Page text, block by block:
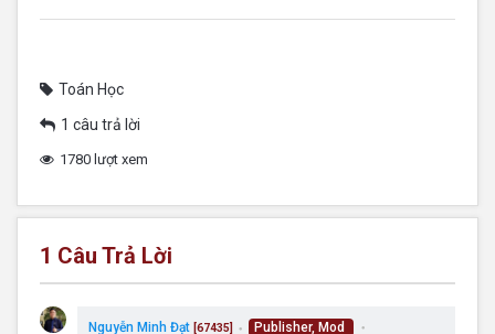
Toán Học
1 câu trả lời
1780 lượt xem
1 Câu Trả Lời
Nguyễn Minh Đạt [67435] ● Publisher, Mod ●